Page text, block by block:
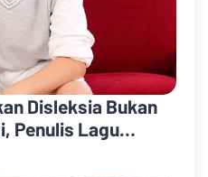
Disleksia Bukan
Penulis Lagu